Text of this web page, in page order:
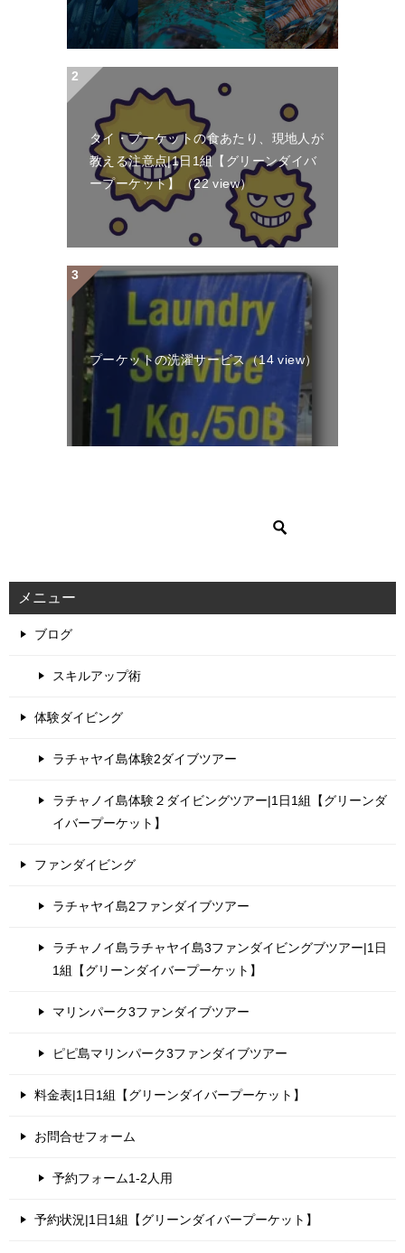
タイ・プーケットの食あたり、現地人が
教える注意点|1日1組【グリーンダイバ
ープーケット】
（22 view）
プーケットの洗濯サービス（14 view）
メニュー
ブログ
スキルアップ術
体験ダイビング
ラチャヤイ島体験2ダイブツアー
ラチャノイ島体験２ダイビングツアー|1日1組【グリーンダ
イバープーケット】
ファンダイビング
ラチャヤイ島2ファンダイブツアー
ラチャノイ島ラチャヤイ島3ファンダイビングブツアー|1日
1組【グリーンダイバープーケット】
マリンパーク3ファンダイブツアー
ピピ島マリンパーク3ファンダイブツアー
料金表|1日1組【グリーンダイバープーケット】
お問合せフォーム
予約フォーム1-2人用
予約状況|1日1組【グリーンダイバープーケット】